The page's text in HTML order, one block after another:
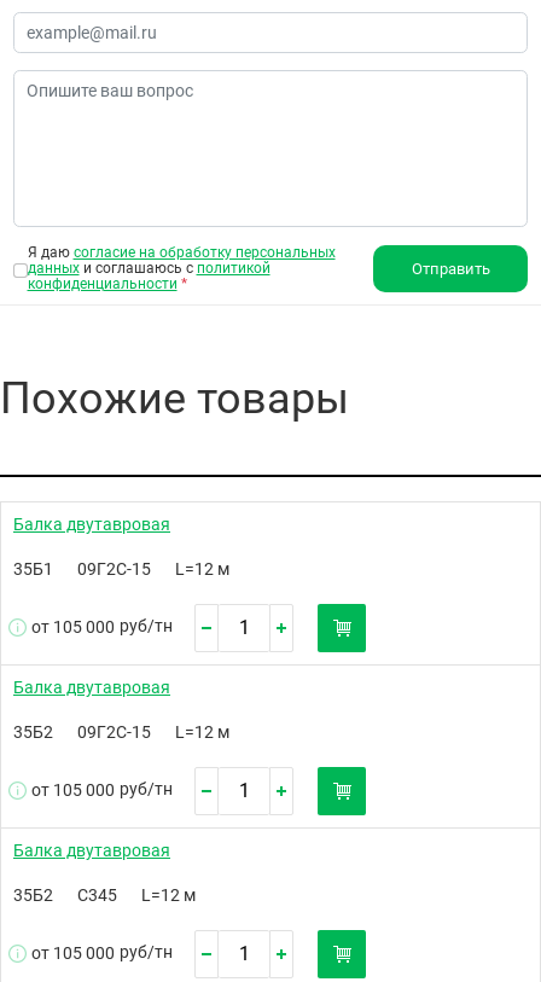
Я даю согласие на обработку персональных
данныхи соглашаюсь с политикой
конфиденциальности *
Отправить
Похожие товары
Балка двутавровая
35Б1 09Г2С-15 L=12 м
от 105 000 руб/тн
Балка двутавровая
35Б2 09Г2С-15 L=12 м
от 105 000 руб/тн
Балка двутавровая
35Б2 С345 L=12 м
от 105 000 руб/тн